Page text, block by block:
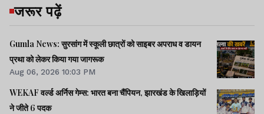
जरूर पढ़ें
Gumla News: सुरसांग में स्कूली छात्रों को साइबर अपराध व डायन
प्रथा को लेकर किया गया जागरूक
Aug 06, 2026 10:03 PM
WEKAF वर्ल्ड अर्निस गेम्स: भारत बना चैंपियन, झारखंड के खिलाड़ियों
ने जीते 6 पदक